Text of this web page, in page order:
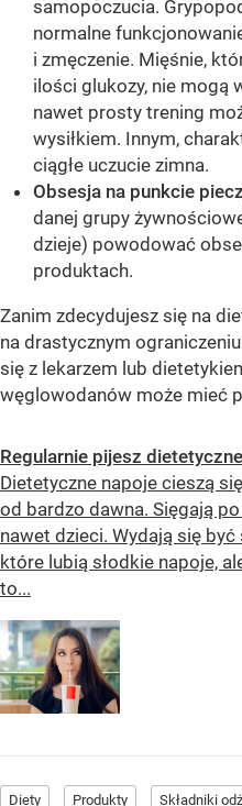
samopoczucia.
normalne
i zmęczenie. Mięśnie,
ilości glukozy, nie mogą
nawet prosty trening
wysiłkiem. Innym,
ciągłe uczucie zimna.
Obsesja na punkcie
danej grupy
dzieje) powodować
produktach.
Zanim zdecydujesz się na
na drastycznym
się z lekarzem lub
węglowodanów może mieć
Regularnie pijesz
Dietetyczne napoje cieszą
od bardzo dawna. Sięgają
nawet dzieci. Wydają się
które lubią słodkie napoje,
to...
Diety Produkty Składniki